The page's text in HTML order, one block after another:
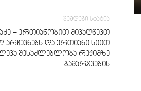
შემდეგი სტატია
– ერთიანობით მივაღწევთ
არჩევნებს და ერთიანი სიით
შესაძლებლობა რეჟიმზე
გამარჯვების